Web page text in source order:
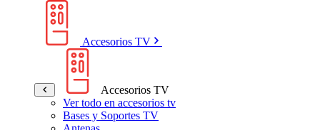
Accesorios TV
Accesorios TV
Ver todo en accesorios tv
Bases y Soportes TV